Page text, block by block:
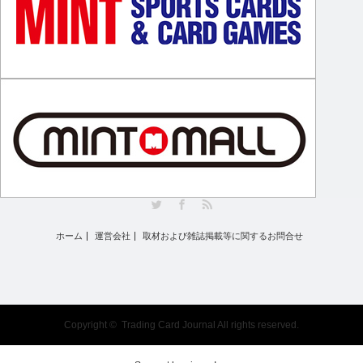
ホーム 運営会社 取材および雑誌掲載等に関するお問合せ
Copyright © Trading Card Journal All rights reserved.